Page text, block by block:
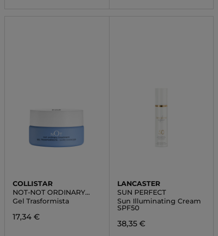
COLLISTAR
NOT-NOT ORDINARY
TREATMENT
Gel Trasformista
17,34 €
LANCASTER
SUN PERFECT
Sun Illuminating Cream
SPF50
38,35 €